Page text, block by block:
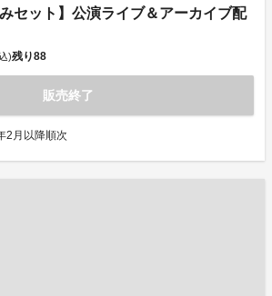
セット】公演ライブ＆アーカイブ配
)残り88
販売終了
2月以降順次